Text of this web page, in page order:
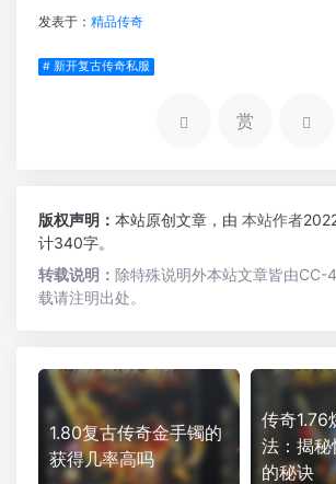
发表于： 精品传奇
# 新开复古传奇私服
赏
版权声明： 本站原创文章，由 本站作者
计340字。
转载说明： 除特殊说明外本站文章皆由CC-
载请注明出处。
1.80复古传奇金手镯的
获得几率高吗
传奇1.76
法：揭秘
的秘诀